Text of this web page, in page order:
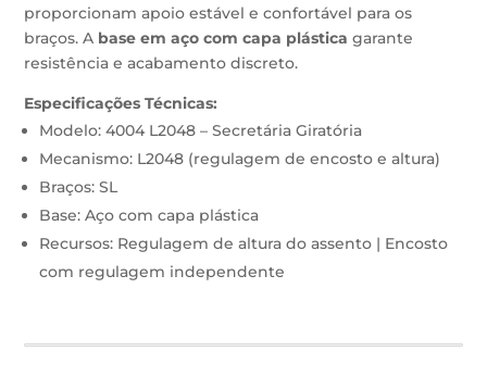
proporcionam apoio estável e confortável para os
braços. A base em aço com capa plástica garante
resistência e acabamento discreto.
Especificações Técnicas:
Modelo: 4004 L2048 – Secretária Giratória
Mecanismo: L2048 (regulagem de encosto e altura)
Braços: SL
Base: Aço com capa plástica
Recursos: Regulagem de altura do assento | Encosto
com regulagem independente